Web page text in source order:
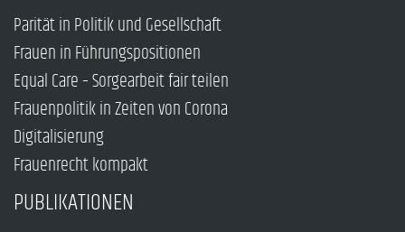
Parität in Politik und Gesellschaft
Frauen in Führungspositionen
Equal Care – Sorgearbeit fair teilen
Frauenpolitik in Zeiten von Corona
Digitalisierung
Frauenrecht kompakt
PUBLIKATIONEN